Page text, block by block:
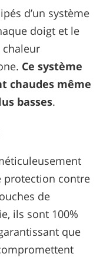
d’un système
doigt et le
chaleur
Ce système
chaudes même
basses.
protection contre
de
ils sont 100%
que